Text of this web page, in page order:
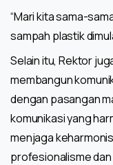
“Mari kita sama-
sampah plastik
Selain itu, Rektor
membangun
dengan pasangan
komunikasi yang
menjaga
profesionalisme